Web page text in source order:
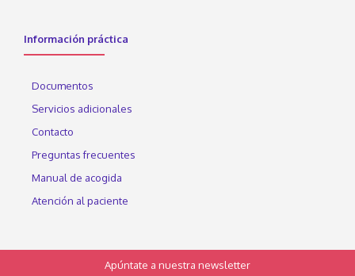
Información práctica
Documentos
Servicios adicionales
Contacto
Preguntas frecuentes
Manual de acogida
Atención al paciente
Apúntate a nuestra newsletter